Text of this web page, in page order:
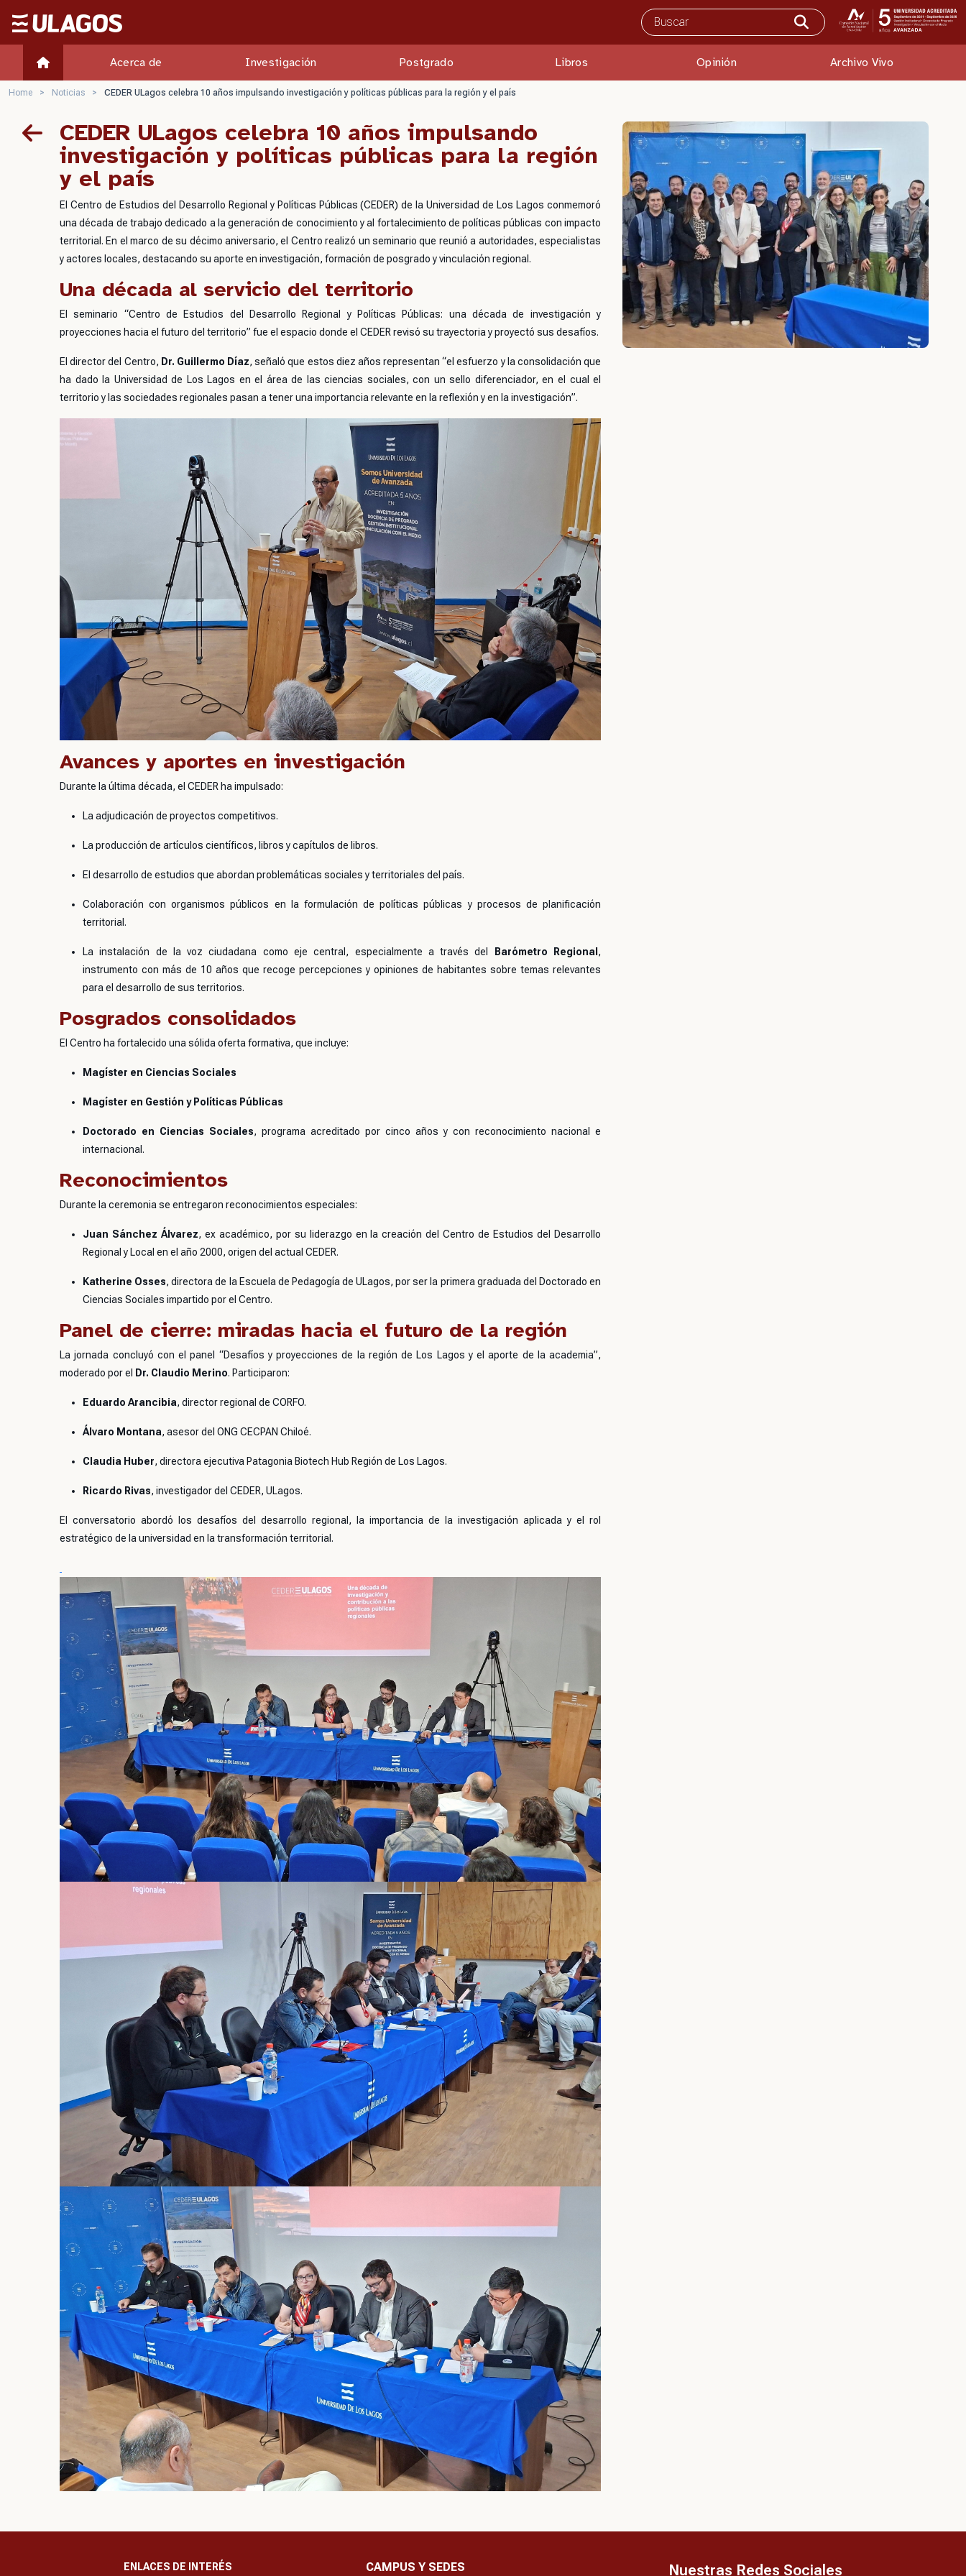
Ulagos Template
Acerca de Investigación Postgrado Libros Opinión Archivo Vivo
Home > Noticias > CEDER ULagos celebra 10 años impulsando investigación y políticas públicas para la región y el país
CEDER ULagos celebra 10 años impulsando
investigación y políticas públicas para la región
y el país
El Centro de Estudios del Desarrollo Regional y Políticas Públicas (CEDER) de la Universidad de Los Lagos conmemoró
una década de trabajo dedicado a la generación de conocimiento y al fortalecimiento de políticas públicas con impacto
territorial. En el marco de su décimo aniversario, el Centro realizó un seminario que reunió a autoridades, especialistas
y actores locales, destacando su aporte en investigación, formación de posgrado y vinculación regional.
Una década al servicio del territorio
El seminario “Centro de Estudios del Desarrollo Regional y Políticas Públicas: una década de investigación y
proyecciones hacia el futuro del territorio” fue el espacio donde el CEDER revisó su trayectoria y proyectó sus desafíos.
El director del Centro, Dr. Guillermo Díaz, señaló que estos diez años representan “el esfuerzo y la consolidación que
ha dado la Universidad de Los Lagos en el área de las ciencias sociales, con un sello diferenciador, en el cual el
territorio y las sociedades regionales pasan a tener una importancia relevante en la reflexión y en la investigación”.
Avances y aportes en investigación
Durante la última década, el CEDER ha impulsado:
La adjudicación de proyectos competitivos.
La producción de artículos científicos, libros y capítulos de libros.
El desarrollo de estudios que abordan problemáticas sociales y territoriales del país.
Colaboración con organismos públicos en la formulación de políticas públicas y procesos de planificación
territorial.
La instalación de la voz ciudadana como eje central, especialmente a través del Barómetro Regional ,
instrumento con más de 10 años que recoge percepciones y opiniones de habitantes sobre temas relevantes
para el desarrollo de sus territorios.
Posgrados consolidados
El Centro ha fortalecido una sólida oferta formativa, que incluye:
Magíster en Ciencias Sociales
Magíster en Gestión y Políticas Públicas
Doctorado en Ciencias Sociales, programa acreditado por cinco años y con reconocimiento nacional e
internacional.
Reconocimientos
Durante la ceremonia se entregaron reconocimientos especiales:
Juan Sánchez Álvarez, ex académico, por su liderazgo en la creación del Centro de Estudios del Desarrollo
Regional y Local en el año 2000, origen del actual CEDER.
Katherine Osses, directora de la Escuela de Pedagogía de ULagos, por ser la primera graduada del Doctorado en
Ciencias Sociales impartido por el Centro.
Panel de cierre: miradas hacia el futuro de la región
La jornada concluyó con el panel “Desafíos y proyecciones de la región de Los Lagos y el aporte de la academia”,
moderado por el
Dr. Claudio Merino. Participaron:
Eduardo Arancibia, director regional de CORFO.
Álvaro Montana, asesor del ONG CECPAN Chiloé.
Claudia Huber, directora ejecutiva Patagonia Biotech Hub Región de Los Lagos.
Ricardo Rivas, investigador del CEDER, ULagos.
El conversatorio abordó los desafíos del desarrollo regional, la importancia de la investigación aplicada y el rol
estratégico de la universidad en la transformación territorial.
ENLACES DE INTERÉS CAMPUS Y SEDES Nuestras Redes Sociales